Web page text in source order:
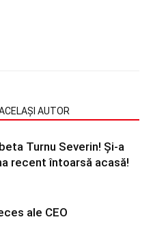
AUTOR
Turnu Severin! Și-a
recent întoarsă acasă!
ale CEO